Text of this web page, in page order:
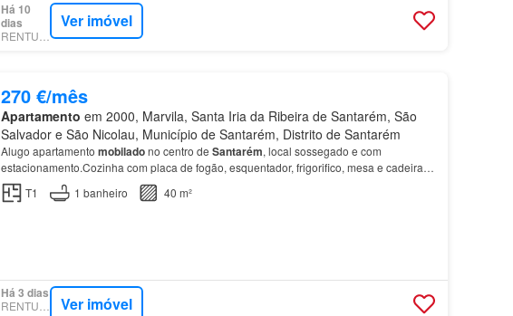
Há 10
dias
RENTUMO
Ver imóvel
270 €/mês
Apartamento em 2000, Marvila, Santa Iria da Ribeira de Santarém, São
Salvador e São Nicolau, Município de Santarém, Distrito de Santarém
Alugo apartamento mobiladono centro de Santarém, local sossegado e com
estacionamento.Cozinha com placa de fogão, esquentador, frigorifico, mesa e cadeiras
quarto todo
mobilado com obilia de casal sala com sofá cama, mesa de…
T1 1 banheiro 40 m²
Há 3 dias
RENTUMO Ver imóvel